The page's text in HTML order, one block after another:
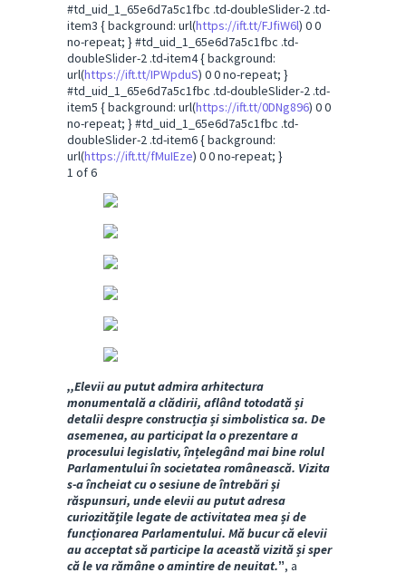
#td_uid_1_65e6d7a5c1fbc .td-doubleSlider-2 .td-
item3 { background: url(https://ift.tt/FJfiW6l) 0 0
no-repeat; } #td_uid_1_65e6d7a5c1fbc .td-
doubleSlider-2 .td-item4 { background:
url(https://ift.tt/IPWpduS) 0 0 no-repeat; }
#td_uid_1_65e6d7a5c1fbc .td-doubleSlider-2 .td-
item5 { background: url(https://ift.tt/0DNg896) 0 0
no-repeat; } #td_uid_1_65e6d7a5c1fbc .td-
doubleSlider-2 .td-item6 { background:
url(https://ift.tt/fMuIEze) 0 0 no-repeat; }
1 of 6
,,Elevii au putut admira arhitectura
monumentală a clădirii, aflând totodată și
detalii despre construcția și simbolistica sa. De
asemenea, au participat la o prezentare a
procesului legislativ, înțelegând mai bine rolul
Parlamentului în societatea românească. Vizita
s-a încheiat cu o sesiune de întrebări și
răspunsuri, unde elevii au putut adresa
curiozitățile legate de activitatea mea și de
funcționarea Parlamentului. Mă bucur că elevii
au acceptat să participe la această vizită și sper
că le va rămâne o amintire de neuitat.ˮ, a